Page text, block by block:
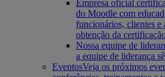
Empresa oficial
do Moodle com
funcionários, clientes e
obtenção da
Nossa equipe de
a equipe de liderança
EventosVeja os próximos